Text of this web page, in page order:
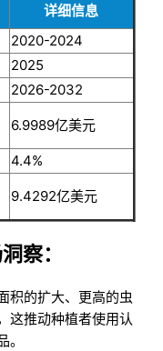
详细信息
2020-2024
2025
2026-2032
6.9989亿美元
4.4%
9.4292亿美元
察：
积的扩大、更高的虫
这推动种植者使用认